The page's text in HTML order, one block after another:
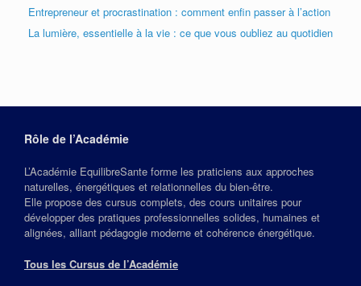
Entrepreneur et procrastination : comment enfin passer à l’action
La lumière, essentielle à la vie : ce que vous oubliez au quotidien
Rôle de l’Académie
L’Académie EquilibreSante forme les praticiens aux approches
naturelles, énergétiques et relationnelles du bien‑être.
Elle propose des cursus complets, des cours unitaires pour
développer des pratiques professionnelles solides, humaines et
alignées, alliant pédagogie moderne et cohérence énergétique.
Tous les Cursus de l’Académie